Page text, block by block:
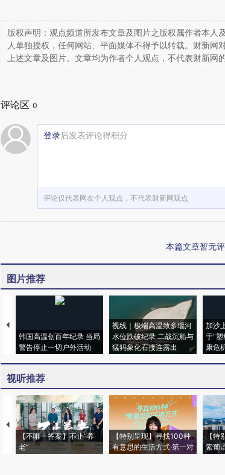
版权声明：观点频道所发布文章及图片之版权属作者本人
人单独授权，任何网站、平面媒体不得予以转载。财新网
上述文章及图片。文章均为作者个人观点，不代表财新网
评论区 0
登录后发表评论得积分
评论仅代表网友个人观点，不代表财新网观点
本篇文章暂无
图片推荐
韩国高温创百年纪录 当局
警告停止一切户外活动
视线｜极端高温致多瑙河
水位跌破纪录 二战沉船与
猛犸象化石接连露出
加沙
于“
康危
视听推荐
【不唯一答案】不止“养
老”
【特别呈现】寻找100种
有意思的生活方式·第一对
【特
索葡